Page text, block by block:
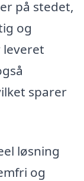
på stedet,
og
leveret
sparer
løsning
og